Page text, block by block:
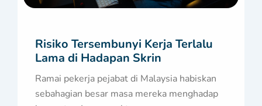
Risiko Tersembunyi Kerja Terlalu
Lama di Hadapan Skrin
Ramai pekerja pejabat di Malaysia habiskan
sebahagian besar masa mereka menghadap